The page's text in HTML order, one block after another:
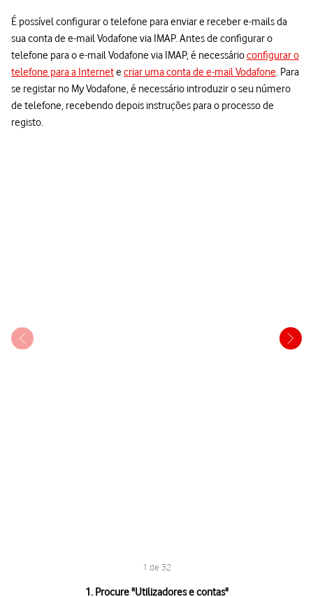
É possível configurar o telefone para enviar e receber e-mails da
sua conta de e-mail Vodafone via IMAP. Antes de configurar o
telefone para o e-mail Vodafone via IMAP, é necessárioconfigurar o
telefone para a Internetecriar uma conta de e-mail Vodafone. Para
se registar no My Vodafone, é necessário introduzir o seu número
de telefone, recebendo depois instruções para o processo de
registo.
1 de 32
1. Procure "Utilizadores e contas"